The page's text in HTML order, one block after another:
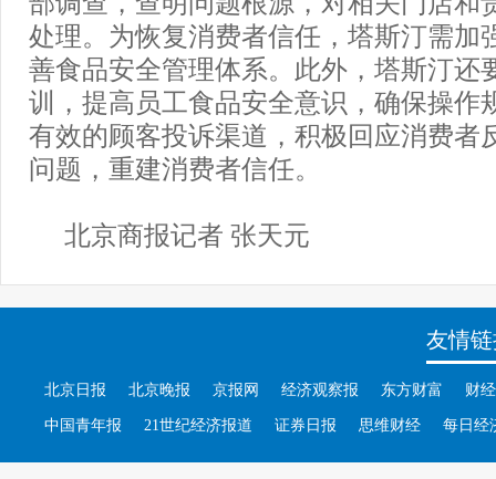
处理。为恢复消费者信任，塔斯汀需加
善食品安全管理体系。此外，塔斯汀还
训，提高员工食品安全意识，确保操作
有效的顾客投诉渠道，积极回应消费者
问题，重建消费者信任。
北京商报记者 张天元
友情
北京日报 北京晚报 京报网 经济观察报 东方财富 财
中国青年报 21世纪经济报道 证券日报 思维财经 每日经